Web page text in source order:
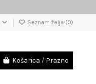
Seznam želja (0)
Košarica / Prazno